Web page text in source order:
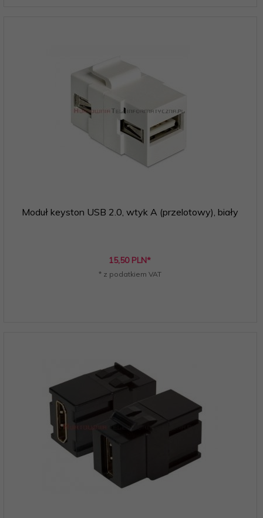
Moduł keyston USB 2.0, wtyk A (przelotowy), biały
15,50 PLN*
* z podatkiem VAT